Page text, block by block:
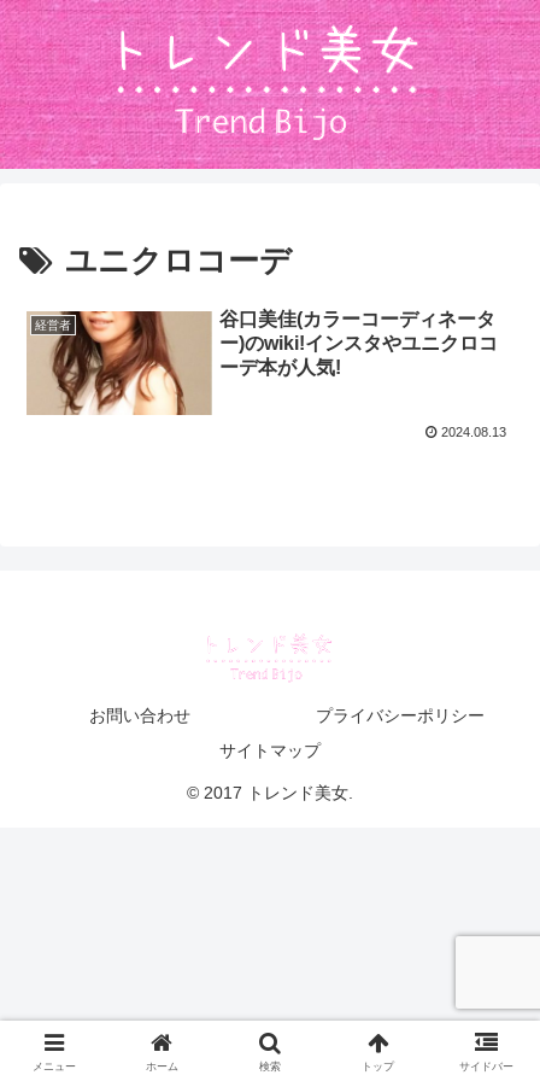
ユニクロコーデ
経営者
谷口美佳(カラーコーディネータ
ー)のwiki!インスタやユニクロコ
ーデ本が人気!
2024.08.13
お問い合わせ
プライバシーポリシー
サイトマップ
© 2017 トレンド美女.
メニュー ホーム 検索 トップ サイドバー